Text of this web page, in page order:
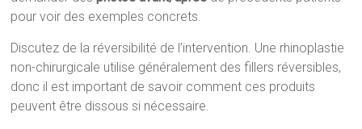
pour voir des exemples concrets.
Discutez de la réversibilité de l’intervention. Une rhinoplastie
non-chirurgicale utilise généralement des fillers réversibles,
donc il est important de savoir comment ces produits
peuvent être dissous si nécessaire.